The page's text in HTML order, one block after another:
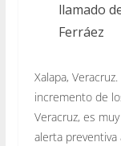
llamado
Ferráez
Xalapa,
incremento de
Veracruz, es
alerta